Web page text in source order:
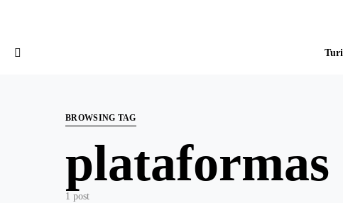
BROWSING TAG
1 post